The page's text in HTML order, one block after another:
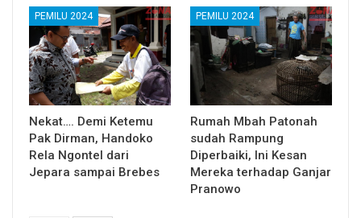
PEMILU 2024
Nekat…. Demi Ketemu
Pak Dirman, Handoko
Rela Ngontel dari
Jepara sampai Brebes
PEMILU 2024
Rumah Mbah Patonah
sudah Rampung
Diperbaiki, Ini Kesan
Mereka terhadap Ganjar
Pranowo